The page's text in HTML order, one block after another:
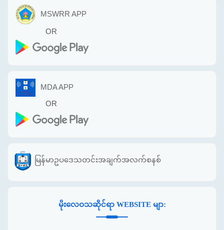
MSWRR APP
OR
MDA APP
OR
မြန်မာဥပဒေသတင်းအချက်အလက်စနစ်
မိုးလေဝသဆိုင်ရာ WEBSITE မျာ: